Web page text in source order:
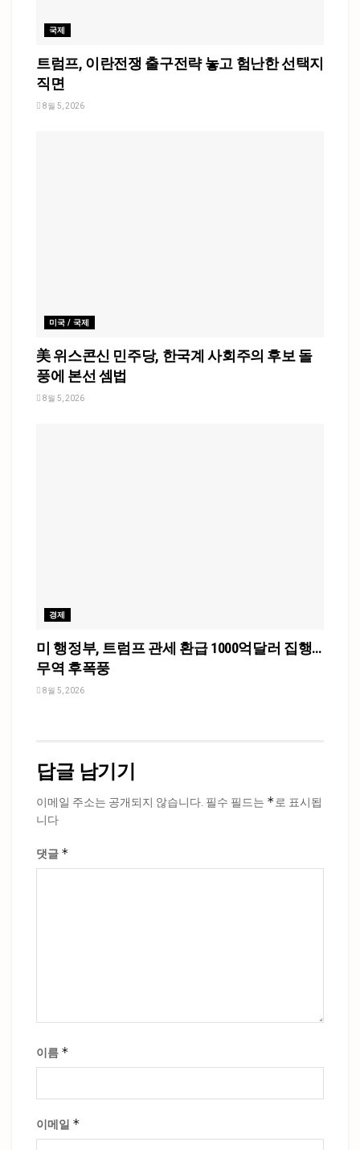
국제
트럼프, 이란전쟁 출구전략 놓고 험난한 선택지
직면
8월 5, 2026
미국 / 국제
美 위스콘신 민주당, 한국계 사회주의 후보 돌
풍에 본선 셈법
8월 5, 2026
경제
미 행정부, 트럼프 관세 환급 1000억달러 집행…
무역 후폭풍
8월 5, 2026
답글 남기기
이메일 주소는 공개되지 않습니다. 필수 필드는 *로 표시됩
니다
댓글 *
이름 *
이메일 *